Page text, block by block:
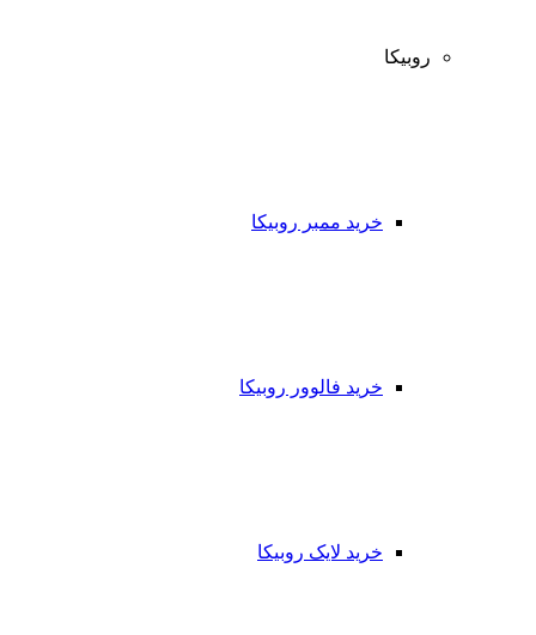
روبیکا
خرید ممبر روبیکا
خرید فالوور روبیکا
خرید لایک روبیکا